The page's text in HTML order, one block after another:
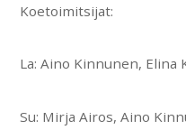
Koetoimitsijat:
La: Aino Kinnunen, Elina
Su: Mirja Airos, Aino